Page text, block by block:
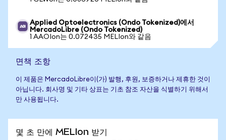
Applied Optoelectronics (Ondo Tokenized)에서
MercadoLibre (Ondo Tokenized)
1 AAOIon는 0.072435 MELIon와 같음
면책 조항
이 제품은 MercadoLibre이(가) 발행, 후원, 보증하거나 제휴한 것이
아닙니다. 회사명 및 기타 상표는 기초 참조 자산을 식별하기 위해서
만 사용됩니다.
몇 초 만에 MELIon 받기